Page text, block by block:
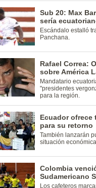
Sub 20: Max
sería
Escándalo estalló
Panchana.
Rafael Correa:
sobre América
Mandatario
"presidentes
para la región.
Ecuador ofrece
para su retorno
También lanzarán
situación
Colombia
Sudamericano
Los cafeteros